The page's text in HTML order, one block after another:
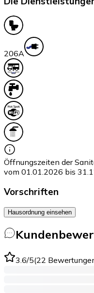
206A
Öffnungszeiten der
vom 01.01.2026 bis
Vorschriften
Hausordnung einsehen
3.6/5(22